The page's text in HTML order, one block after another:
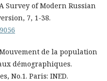
Survey of Modern Russian
7, 1-38.
de la population
démographiques.
No.1. Paris: INED.